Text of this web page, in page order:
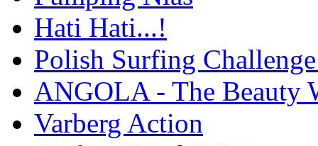
Hati Hati...!
Polish Surfing
ANGOLA - The Beauty
Varberg Action